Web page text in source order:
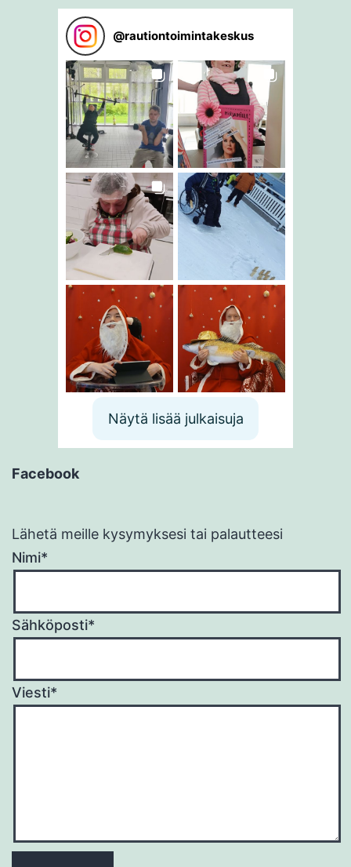
@rautiontoimintakeskus
Näytä lisää julkaisuja
Facebook
Lähetä meille kysymyksesi tai palautteesi
Nimi*
Sähköposti*
Viesti*